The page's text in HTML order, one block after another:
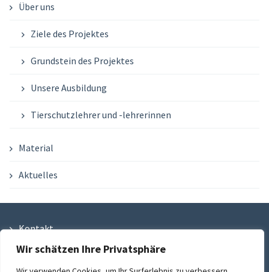
Wir schätzen Ihre Privatsphäre
Über uns
Ziele des Projektes
Grundstein des Projektes
Unsere Ausbildung
Tierschutzlehrer und -lehrerinnen
Material
Aktuelles
Kontakt
Datenschutzbestimmungen